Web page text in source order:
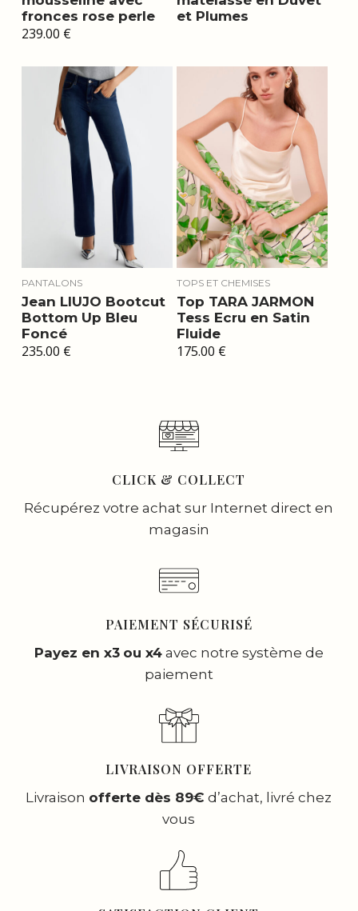
fronces rose perle
239.00 €
et Plumes
PANTALONS
Jean LIUJO Bootcut
Bottom Up Bleu
Foncé
235.00 €
TOPS ET CHEMISES
Top TARA JARMON
Tess Ecru en Satin
Fluide
175.00 €
CLICK & COLLECT
Récupérez votre achat sur Internet direct en
magasin
PAIEMENT SÉCURISÉ
Payez en x3 ou x4avec notre système de
paiement
LIVRAISON OFFERTE
Livraison offerte dès 89€ d’achat, livré chez
vous